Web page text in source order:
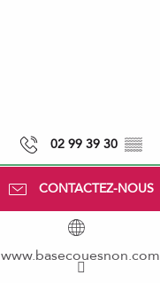
02 99 39 30 ▒▒
CONTACTEZ-NOUS
www.basecouesnon.com